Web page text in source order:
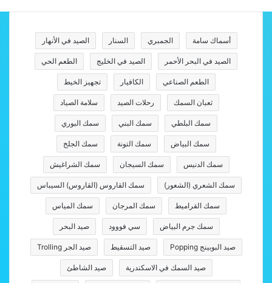
أسماك سامة الجمبري السنار الصيد في الأنهار
الصيد في البحر الأحمر الصيد في الخليج الطعم الحي
الطعم الصناعي الكافيار تجهيز الخيط
ثعبان السمك رحلات الصيد سلامة الصياد
سمك البلطي سمك البني سمك البوري
سمك البياض سمك التونة سمك الجلخ
سمك الدنيس سمك السيجان سمك الشراغيش
سمك الشعري (الشعور) سمك القاروس (القاروس) السيباس
سمك القراميط سمك المرجان سمك المياس
سمك جرم البياض سي فووود صيد البحر
صيد البوبينج Popping صيد التسقيط صيد الجر Trolling
صيد السمك في الاسكندرية صيد الشاطئ